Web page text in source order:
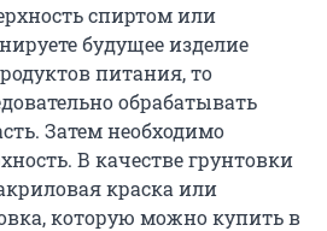
спиртом или
будущее изделие
питания, то
обрабатывать
Затем необходимо
В качестве грунтовки
краска или
которую можно купить в